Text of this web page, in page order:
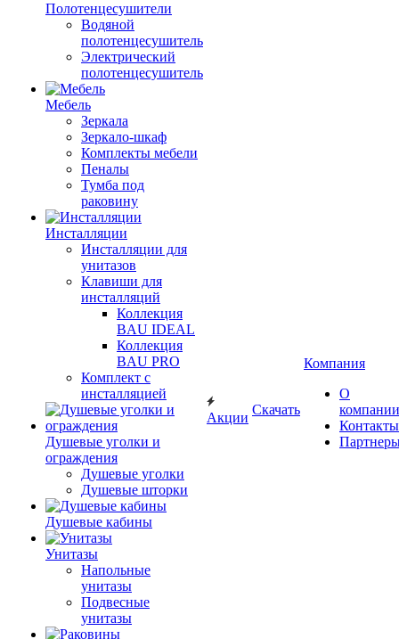
Полотенцесушители
Водяной
полотенцесушитель
Электрический
полотенцесушитель
Мебель
Зеркала
Зеркало-шкаф
Комплекты мебели
Пеналы
Тумба под
раковину
Инсталляции
Инсталляции для
унитазов
Клавиши для
инсталляций
Коллекция
BAU IDEAL
Коллекция
BAU PRO
Комплект с
инсталляцией
Душевые уголки и
ограждения
Душевые уголки
Душевые шторки
Душевые кабины
Унитазы
Напольные
унитазы
Подвесные
унитазы
Акции
Скачать
Компания
О
компании
Контакты